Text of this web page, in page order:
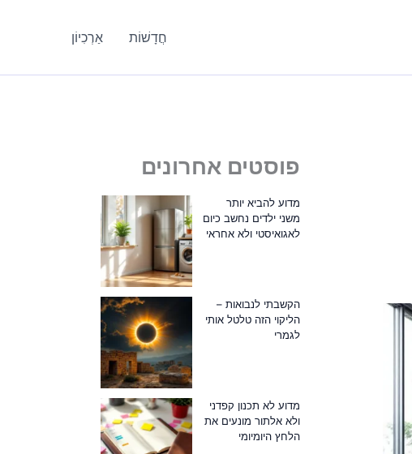
חֲדָשׁוֹת אַרְכִיוֹן
פוסטים אחרונים
מדוע להביא יותר
משני ילדים נחשב כיום
לאגואיסטי ולא אחראי
הקשבתי לנבואות –
הליקוי הזה טלטל אותי
לגמרי
מדוע לא תכנון קפדני
ולא אלתור מונעים את
הלחץ היומיומי